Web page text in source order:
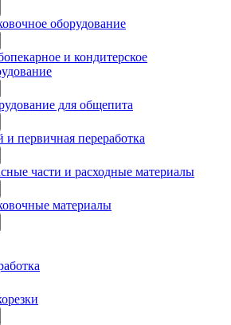
оборудование
и кондитерское
для общепита
и первичная переработка
части и расходные материалы
материалы